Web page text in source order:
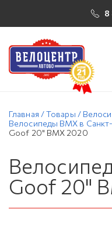
8
Главная /Товары /
Велосипеды BMX в
Goof 20" BMX 2020
Goof 20"